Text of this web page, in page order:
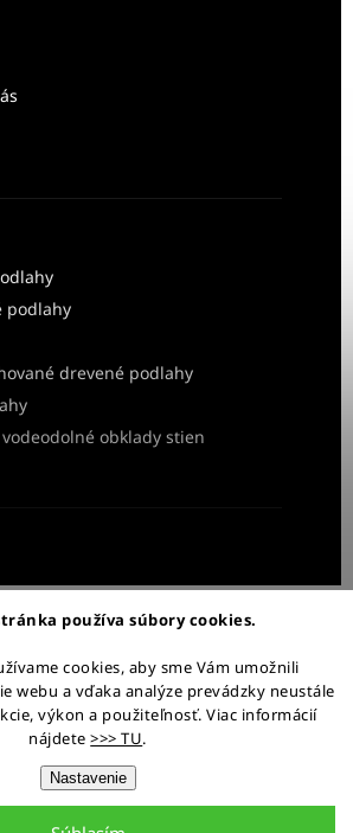
používa súbory cookies.
cookies, aby sme Vám umožnili
webu a vďaka analýze prevádzky neustále
výkon a použiteľnosť. Viac informácií
nájdete>>> TU.
Nastavenie
podlahy
drevené podlahy
obklady stien
Ochrana osobných údajov